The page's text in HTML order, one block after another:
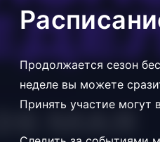
Продолжается сезон
неделе вы можете
Принять участие могут